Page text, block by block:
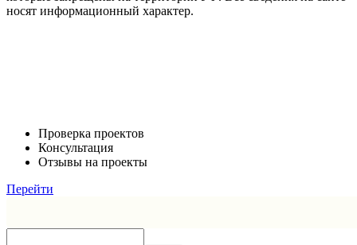
носят информационный характер.
Проверка проектов
Консультация
Отзывы на проекты
Перейти